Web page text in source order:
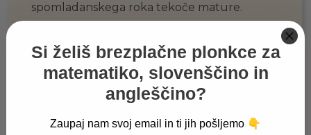
spomladanskega roka tekoče mature.
Pri plačilu preko UPN se dostop odklene po
prejemu plačila oz. priložitvi potrdila o
Dostop do paketa je na voljo do 24.06.2027.
Si želiš brezplačne plonkce za
matematiko, slovenščino in
angleščino?
Zaupaj nam svoj email in ti jih pošljemo 👇